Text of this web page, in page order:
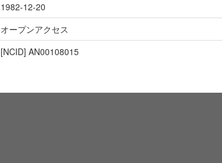
1982-12-20
オープンアクセス
[NCID] AN00108015